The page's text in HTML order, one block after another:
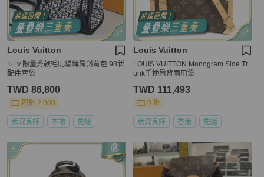
Louis Vuitton
✨Lv 限量秀款毛呢編織肩斜背包 98新
配件塵袋
TWD 86,800
現折 2,000
狀況良好 本地 免運
Louis Vuitton
LOUIS VUITTON Monogram Side Tr
unk手挽肩背兩用袋
TWD 111,493
9 折
狀況良好 香港 免運